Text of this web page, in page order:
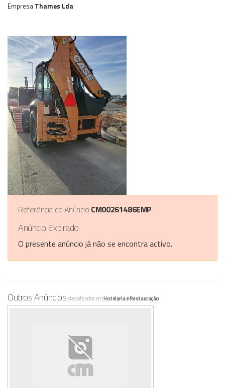
Empresa Thames Lda
Referência do Anúncio CM00261486EMP
Anúncio Expirado
O presente anúncio já não se encontra activo.
Outros Anúncios classificados emHotelaria e Restauração